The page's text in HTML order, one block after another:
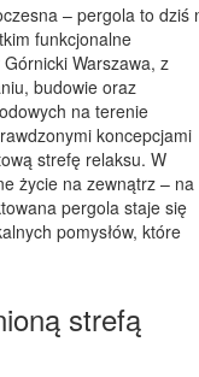
– pergola to dziś
funkcjonalne
Warszawa, z
budowie oraz
na terenie
koncepcjami
strefę relaksu. W
życie na zewnątrz – na
pergola staje się
pomysłów, które
strefą